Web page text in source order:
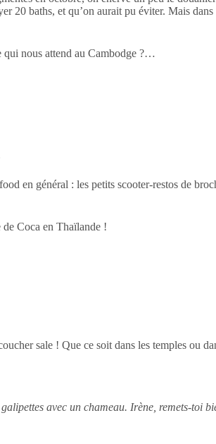
baths, et qu’on aurait pu éviter. Mais dans
qui nous attend au Cambodge ?…
en général : les petits scooter-restos de
de Coca en Thaïlande !
sale ! Que ce soit dans les temples ou
avec un chameau. Irène, remets-toi